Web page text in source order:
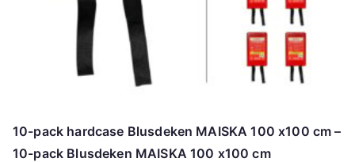
10-pack hardcase Blusdeken MAISKA 100 x100 cm –
10-pack Blusdeken MAISKA 100 x100 cm